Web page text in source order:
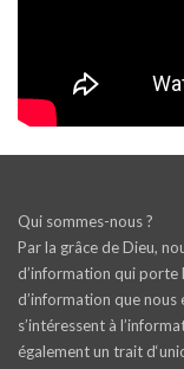
Qui sommes-nous ?
Par la grâce de Dieu,
d’information qui porte
d’information que nous
s’intéressent à
également un trait